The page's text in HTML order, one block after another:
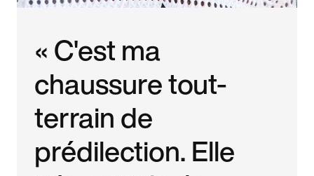
« C'est ma
chaussure tout-
terrain de
prédilection. Elle